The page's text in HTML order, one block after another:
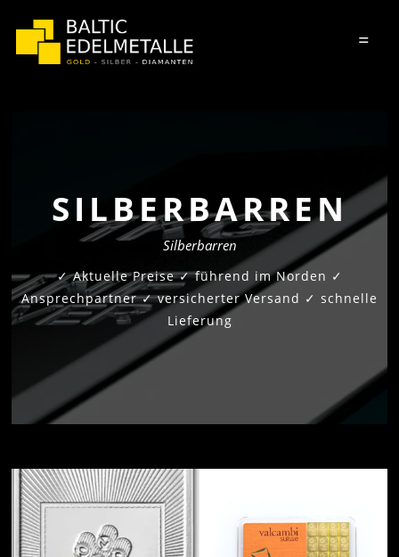
=
SILBERBARREN
Silberbarren
✓ Aktuelle Preise ✓ führend im Norden ✓
Ansprechpartner ✓ versicherter Versand ✓ schnelle
Lieferung